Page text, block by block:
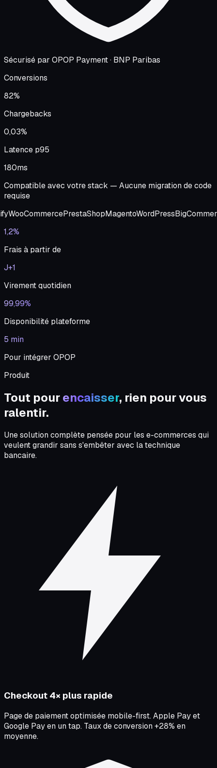
Sécurisé par OPOP Payment · BNP Paribas
Conversions
82%
Chargebacks
0,03%
Latence p95
180ms
Compatible avec votre stack — Aucune migration de code
requise
WooCommercePrestaShopMagentoWordPress
1,2%
Frais à partir de
J+1
Virement quotidien
99,99%
Disponibilité plateforme
5 min
Pour intégrer OPOP
Produit
Tout pourencaisser, rien pour vous
ralentir.
Une solution complète pensée pour les e-commerces qui
veulent grandir sans s'embêter avec la technique
bancaire.
Checkout 4× plus rapide
Page de paiement optimisée mobile-first. Apple Pay et
Google Pay en un tap. Taux de conversion +28% en
moyenne.